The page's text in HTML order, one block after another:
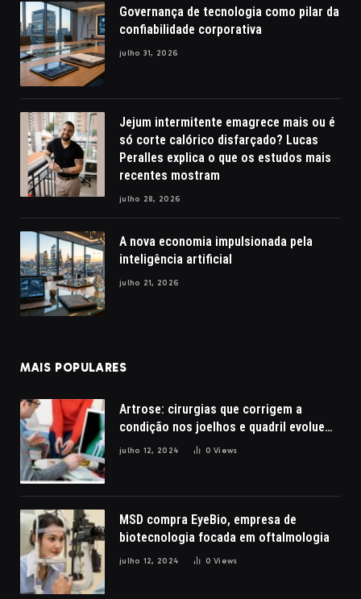
Governança de tecnologia como pilar da
confiabilidade corporativa
julho 31, 2026
Jejum intermitente emagrece mais ou é
só corte calórico disfarçado? Lucas
Peralles explica o que os estudos mais
recentes mostram
julho 28, 2026
A nova economia impulsionada pela
inteligência artificial
julho 21, 2026
MAIS POPULARES
Artrose: cirurgias que corrigem a
condição nos joelhos e quadril evoluem
com a robótica
julho 12, 2024 0Views
MSD compra EyeBio, empresa de
biotecnologia focada em oftalmologia
julho 12, 2024 0Views